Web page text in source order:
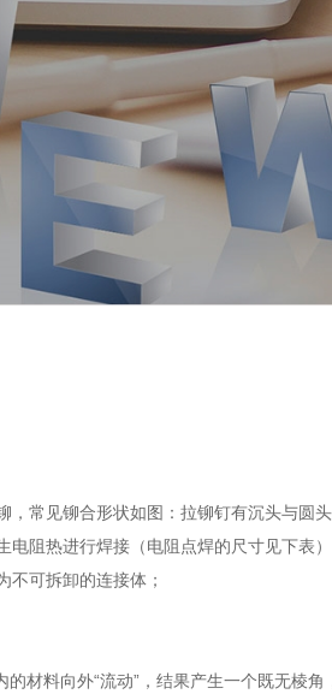
常见铆合形状如图：拉铆钉有沉头与圆
阻热进行焊接（电阻点焊的尺寸见下表）
可拆卸的连接体；
材料向外“流动”，结果产生一个既无棱